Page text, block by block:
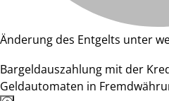
Änderung des Entgelts unter
Bargeldauszahlung mit der
Geldautomaten in